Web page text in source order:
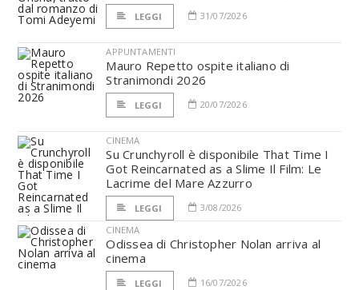
LEGGI 31/07/2026
APPUNTAMENTI
Mauro Repetto ospite italiano di
Stranimondi 2026
LEGGI 20/07/2026
CINEMA
Su Crunchyroll è disponibile That Time I
Got Reincarnated as a Slime Il Film: Le
Lacrime del Mare Azzurro
LEGGI
3/08/2026
CINEMA
Odissea di Christopher Nolan arriva al
cinema
LEGGI 16/07/2026